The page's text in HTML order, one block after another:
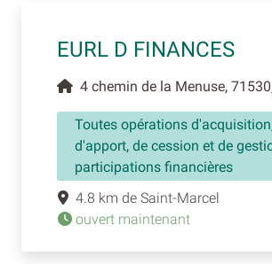
EURL D FINANCES
4 chemin de la Menuse,
Toutes opérations
d'apport, de cession et de
participations financières
4.8 km de Saint-Marcel
ouvert maintenant